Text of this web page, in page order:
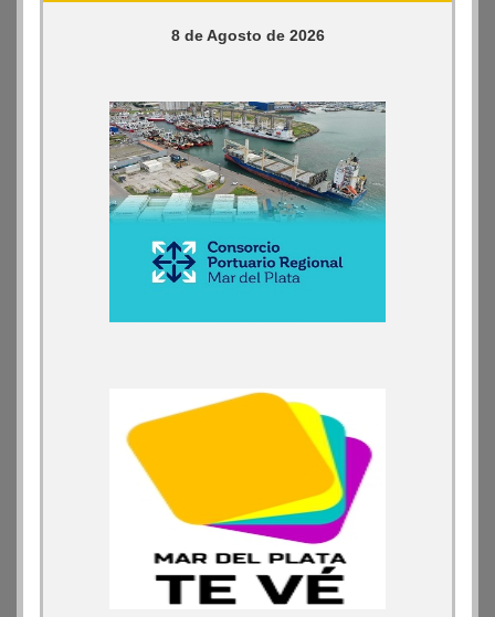
8 de Agosto de 2026